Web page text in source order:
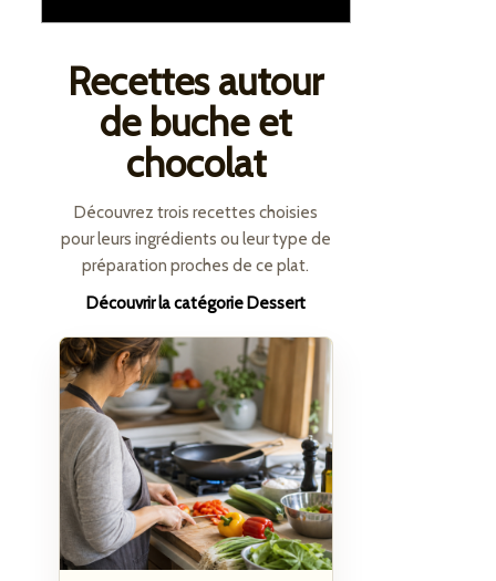
Recettes autour
de buche et
chocolat
Découvrez trois recettes choisies
pour leurs ingrédients ou leur type de
préparation proches de ce plat.
Découvrir la catégorie Dessert